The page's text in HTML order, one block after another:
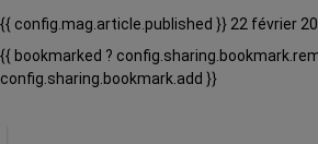
{{ config.mag.article.published }} 22 février
{{ bookmarked ?
config.sharing.bookmark.add }}